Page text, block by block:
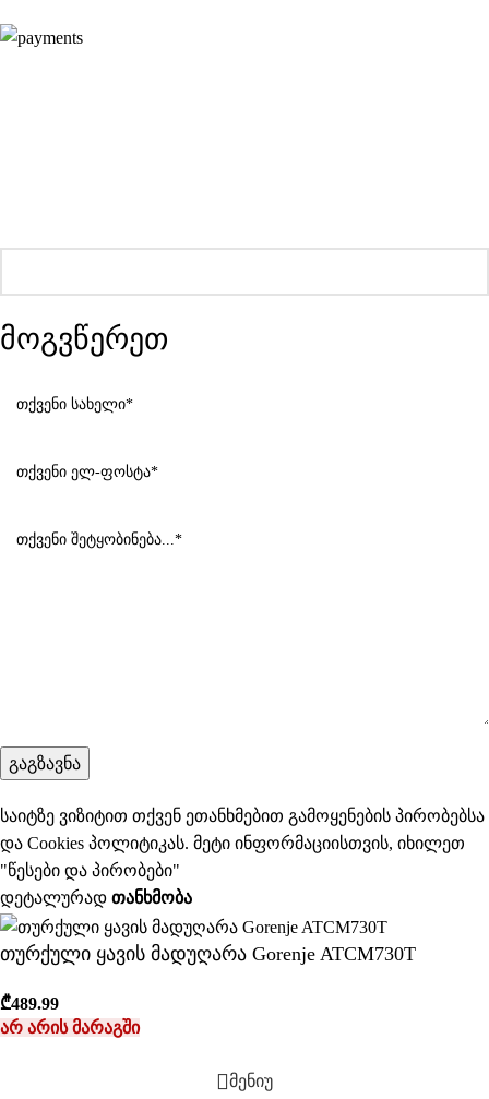
მოგვწერეთ
საიტზე ვიზიტით თქვენ ეთანხმებით გამოყენების პირობებსა
და Cookies პოლიტიკას. მეტი ინფორმაციისთვის, იხილეთ
"წესები და პირობები"
დეტალურად ᲗᲐᲜᲮᲛᲝᲑᲐ
თურქული ყავის მადუღარა Gorenje ATCM730T
₾489.99
არ არის მარაგში
მენიუ